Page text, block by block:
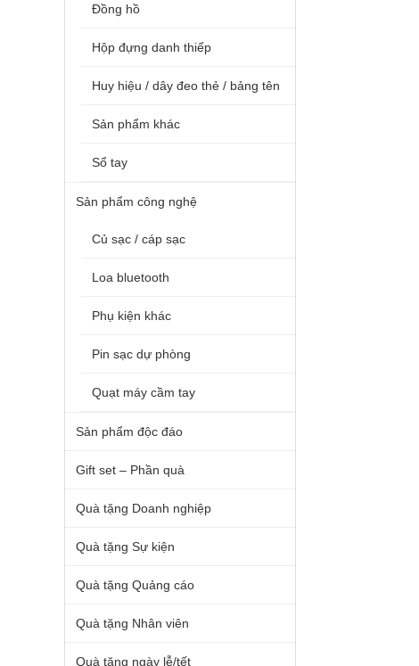
Đồng hồ
Hộp đựng danh thiếp
Huy hiệu / dây đeo thẻ / bảng tên
Sản phẩm khác
Sổ tay
Sản phẩm công nghệ
Củ sạc / cáp sạc
Loa bluetooth
Phụ kiện khác
Pin sạc dự phòng
Quạt máy cầm tay
Sản phẩm độc đáo
Gift set – Phần quà
Quà tặng Doanh nghiệp
Quà tặng Sự kiện
Quà tặng Quảng cáo
Quà tặng Nhân viên
Quà tặng ngày lễ/tết